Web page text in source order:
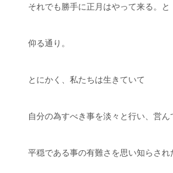
それでも勝手に正月はやって来る。と
仰る通り。
とにかく、私たちは生きていて
自分の為すべき事を淡々と行い、営ん
平穏である事の有難さを思い知らされ